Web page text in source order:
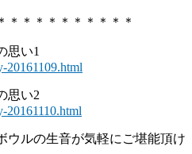
＊＊＊＊＊＊＊＊＊＊
思い1
20161109.html
思い2
20161110.html
ルの生音が気軽にご堪能頂け